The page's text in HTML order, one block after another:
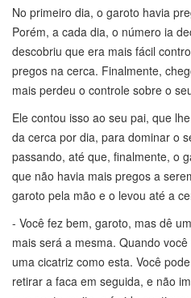
No primeiro dia, o garoto havia
Porém, a cada dia, o número ia
descobriu que era mais fácil
pregos na cerca. Finalmente,
mais perdeu o controle sobre o
Ele contou isso ao seu pai, que
da cerca por dia, para dominar o
passando, até que, finalmente, o
que não havia mais pregos a
garoto pela mão e o levou até a
- Você fez bem, garoto, mas dê
mais será a mesma. Quando
uma cicatriz como esta. Você
retirar a faca em seguida, e não